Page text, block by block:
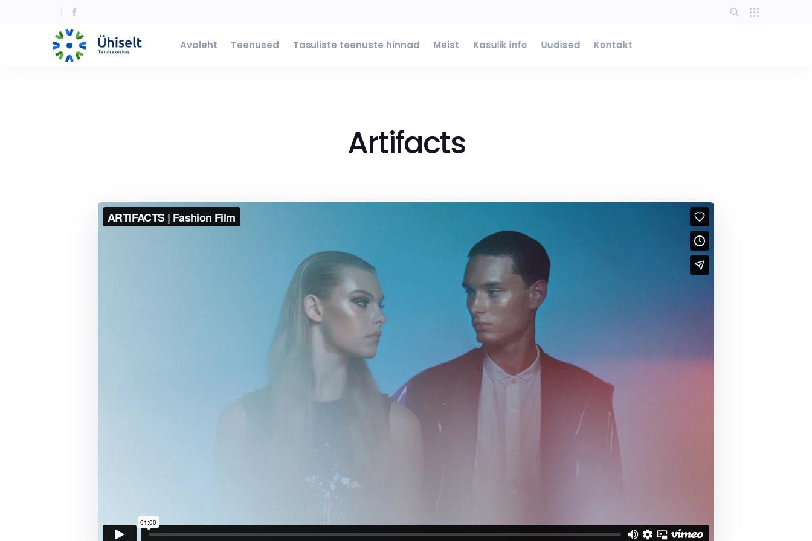
Avaleht Teenused Tasuliste teenuste hinnad Meist Kasulik info Uudised Kontakt
Artifacts